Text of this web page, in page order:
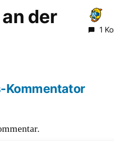
der
1
Kommentator
Bearbeiten und